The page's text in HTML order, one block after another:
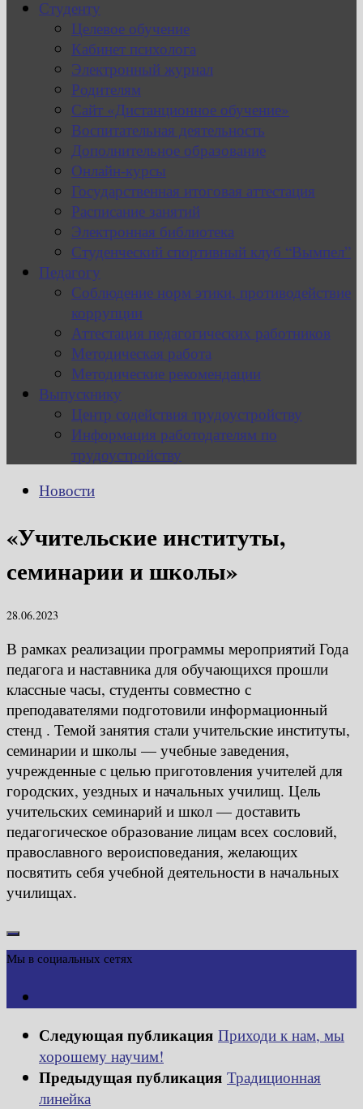
Студенту
Целевое обучение
Кабинет психолога
Электронный журнал
Родителям
Сайт «Дистанционное обучение»
Воспитательная деятельность
Дополнительное образование
Онлайн-курсы
Государственная итоговая аттестация
Расписание занятий
Электронная библиотека
Студенческий спортивный клуб “Вымпел”
Педагогу
Соблюдение норм этики, противодействие
коррупции
Аттестация педагогических работников
Методическая работа
Методические рекомендации
Выпускнику
Центр содействия трудоустройству
Информация работодателям по
трудоустройству
Новости
«Учительские институты,
семинарии и школы»
28.06.2023
В рамках реализации программы мероприятий Года
педагога и наставника для обучающихся прошли
классные часы, студенты совместно с
преподавателями подготовили информационный
стенд . Темой занятия стали учительские институты,
семинарии и школы — учебные заведения,
учрежденные с целью приготовления учителей для
городских, уездных и начальных училищ. Цель
учительских семинарий и школ — доставить
педагогическое образование лицам всех сословий,
православного вероисповедания, желающих
посвятить себя учебной деятельности в начальных
училищах.
Мы в социальных сетях
Следующая публикация Приходи к нам, мы
хорошему научим!
Предыдущая публикация Традиционная
линейка